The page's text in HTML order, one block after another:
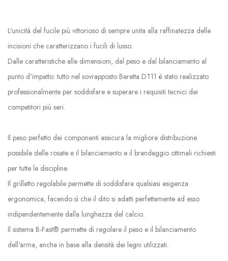
L'unicità del fucile più vittorioso di sempre unita alla raffinatezza delle
incisioni che caratterizzano i fucili di lusso.
Dalle caratteristiche alle dimensioni, dal peso e dal bilanciamento al
punto d'impatto: tutto nel sovrapposto Beretta DT11 è stato realizzato
professionalmente per soddisfare e superare i requisiti tecnici dei
competitori più seri.
Il peso perfetto dei componenti assicura la migliore distribuzione
possibile delle rosate e il bilanciamento e il brandeggio ottimali richiesti
per tutte le discipline.
Il grilletto regolabile permette di soddisfare qualsiasi esigenza
ergonomica, facendo sì che il dito si adatti perfettamente ad esso
indipendentemente dalla lunghezza del calcio.
Il sistema B-Fast® permette di regolare il peso e il bilanciamento
dell'arma, anche in base alla densità dei legni utilizzati.